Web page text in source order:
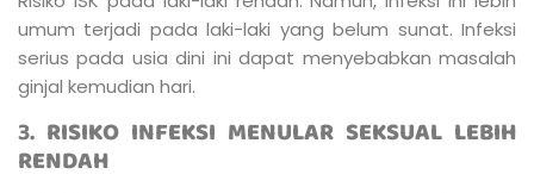
umum terjadi pada laki-laki yang belum sunat. Infeksi
serius pada usia dini ini dapat menyebabkan masalah
ginjal kemudian hari.
3. RISIKO INFEKSI MENULAR SEKSUAL LEBIH
RENDAH